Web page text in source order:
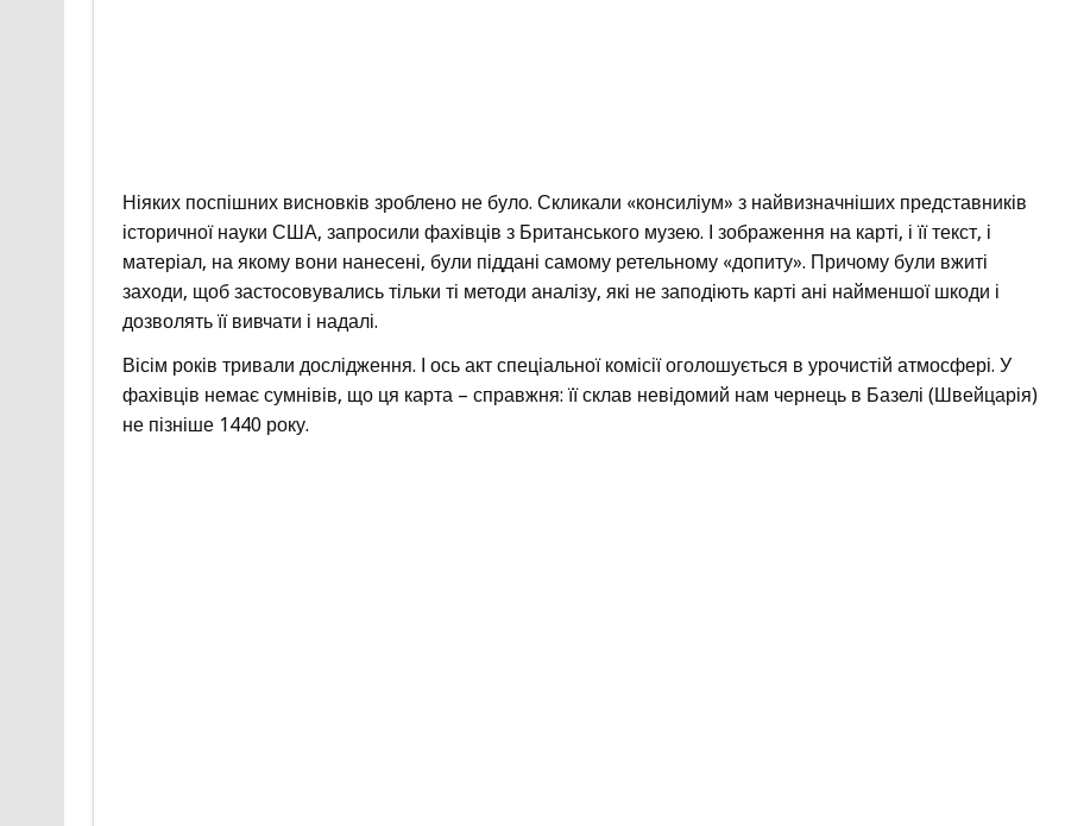
Ніяких поспішних висновків зроблено не було. Скликали «консиліум» з найвизначніших представників
історичної науки США, запросили фахівців з Британського музею. І зображення на карті, і її текст, і
матеріал, на якому вони нанесені, були піддані самому ретельному «допиту». Причому були вжиті
заходи, щоб застосовувались тільки ті методи аналізу, які не заподіють карті ані найменшої шкоди і
дозволять її вивчати і надалі.
Вісім років тривали дослідження. І ось акт спеціальної комісії оголошується в урочистій атмосфері. У
фахівців немає сумнівів, що ця карта – справжня: її склав невідомий нам чернець в Базелі (Швейцарія)
не пізніше 1440 року.